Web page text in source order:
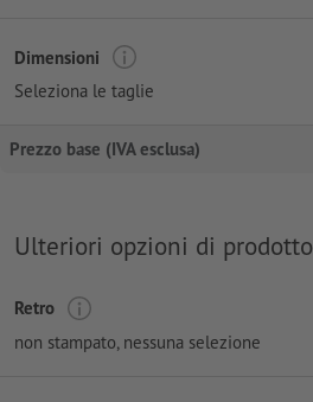
Dimensioni
Seleziona le taglie
Prezzo base (IVA esclusa)
Ulteriori opzioni di prodotto
Retro
non stampato, nessuna selezione